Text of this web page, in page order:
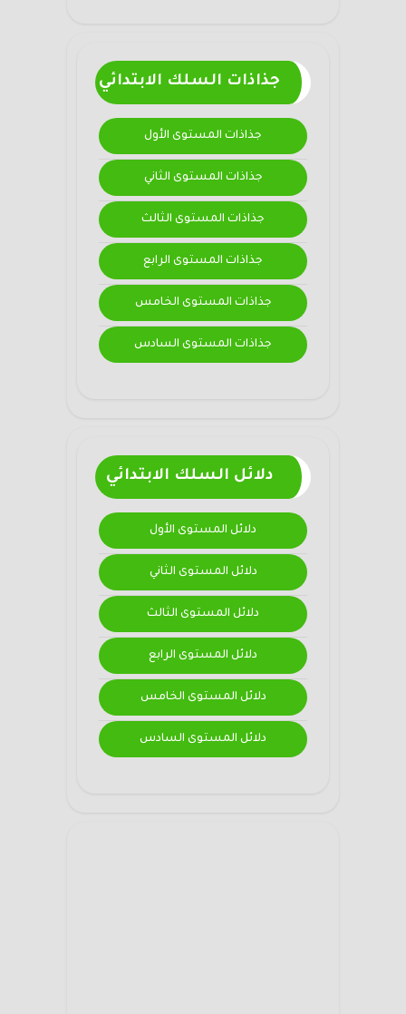
جذاذات السلك الابتدائي
جذاذات المستوى الأول
جذاذات المستوى الثاني
جذاذات المستوى الثالث
جذاذات المستوى الرابع
جذاذات المستوى الخامس
جذاذات المستوى السادس
دلائل السلك الابتدائي
دلائل المستوى الأول
دلائل المستوى الثاني
دلائل المستوى الثالث
دلائل المستوى الرابع
دلائل المستوى الخامس
دلائل المستوى السادس